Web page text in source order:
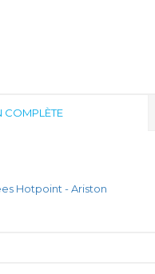
COMPLÈTE
Hotpoint - Ariston